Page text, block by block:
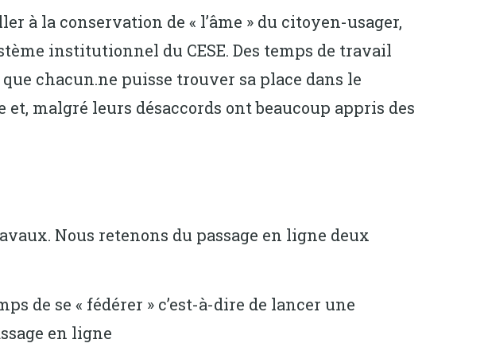
à la conservation de « l’âme » du citoyen-usager,
institutionnel du CESE. Des temps de travail
chacun.ne puisse trouver sa place dans le
malgré leurs désaccords ont beaucoup appris des
Nous retenons du passage en ligne deux
de se « fédérer » c’est-à-dire de lancer une
en ligne